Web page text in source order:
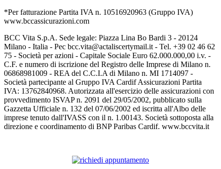
*Per fatturazione Partita IVA n. 10516920963 (Gruppo IVA)
www.bccassicurazioni.com
BCC Vita S.p.A. Sede legale: Piazza Lina Bo Bardi 3 - 20124
Milano - Italia - Pec bcc.vita@actaliscertymail.it - Tel. +39 02 46 62
75 - Società per azioni - Capitale Sociale Euro 62.000.000,00 i.v. -
C.F. e numero di iscrizione del Registro delle Imprese di Milano n.
06868981009 - REA del C.C.I.A di Milano n. MI 1714097 -
Società partecipante al Gruppo IVA Cardif Assicurazioni Partita
IVA: 13762840968. Autorizzata all'esercizio delle assicurazioni con
provvedimento ISVAP n. 2091 del 29/05/2002, pubblicato sulla
Gazzetta Ufficiale n. 132 del 07/06/2002 ed iscritta all'Albo delle
imprese tenuto dall'IVASS con il n. 1.00143. Società sottoposta alla
direzione e coordinamento di BNP Paribas Cardif. www.bccvita.it